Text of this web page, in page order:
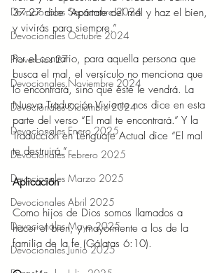
Devocionales Septiembre 2024
Devocionales Octubre 2024
Proverbios 27
Devocionales Noviembre 2024
Devocionales Diciembre 2024
Devocionales Enero 2025
Devocionales Febrero 2025
Devocionales Marzo 2025
Devocionales Abril 2025
Devocionales Mayo 2025
Devocionales Junio 2025
37:27 dice “Apártate del mal y haz el bien,
y vivirás para siempre.”
Por el contrario, para aquella persona que
busca el mal, el versículo no menciona que
lo encontrará, sino que éste le vendrá. La
Nueva Traducción Viviente nos dice en esta
parte del verso “El mal te encontrará.” Y la
Traducción en Lenguaje Actual dice “El mal
te destruirá.”
Aplicación
Como hijos de Dios somos llamados a
hacer el bien, y mayormente a los de la
familia de la fe (Gálatas 6:10).